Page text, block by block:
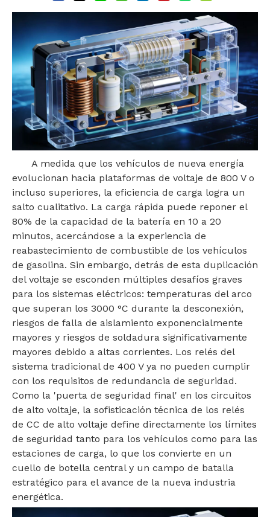
A medida que los vehículos de nueva energía
evolucionan hacia plataformas de voltaje de 800 V o
incluso superiores, la eficiencia de carga logra un
salto cualitativo. La carga rápida puede reponer el
80% de la capacidad de la batería en 10 a 20
minutos, acercándose a la experiencia de
reabastecimiento de combustible de los vehículos
de gasolina. Sin embargo, detrás de esta duplicación
del voltaje se esconden múltiples desafíos graves
para los sistemas eléctricos: temperaturas del arco
que superan los 3000 °C durante la desconexión,
riesgos de falla de aislamiento exponencialmente
mayores y riesgos de soldadura significativamente
mayores debido a altas corrientes. Los relés del
sistema tradicional de 400 V ya no pueden cumplir
con los requisitos de redundancia de seguridad.
Como la 'puerta de seguridad final' en los circuitos
de alto voltaje, la sofisticación técnica de los relés
de CC de alto voltaje define directamente los límites
de seguridad tanto para los vehículos como para las
estaciones de carga, lo que los convierte en un
cuello de botella central y un campo de batalla
estratégico para el avance de la nueva industria
energética.